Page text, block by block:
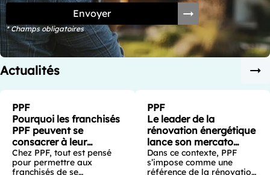
* Champs obligatoires
Envoyer
Actualités
PPF
Pourquoi les franchisés
PPF peuvent se
consacrer à leur
développement plutôt
qu’à l’administratif
Chez PPF, tout est pensé
pour permettre aux
franchisés de se
PPF
Le leader de la
rénovation énergétique
lance son mercato
entrepreneurial
Dans ce contexte, PPF
s’impose comme une
référence de la rénovation